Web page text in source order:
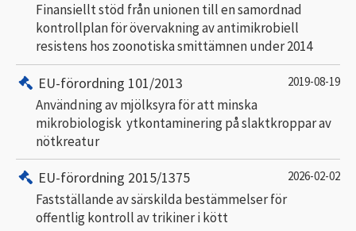
Finansiellt stöd från unionen till en samordnad
kontrollplan för övervakning av antimikrobiell
resistens hos zoonotiska smittämnen under 2014
EU-förordning 101/2013 2019-08-19
Användning av mjölksyra för att minska
mikrobiologisk ytkontaminering på slaktkroppar av
nötkreatur
EU-förordning 2015/1375 2026-02-02
Fastställande av särskilda bestämmelser för
offentlig kontroll av trikiner i kött